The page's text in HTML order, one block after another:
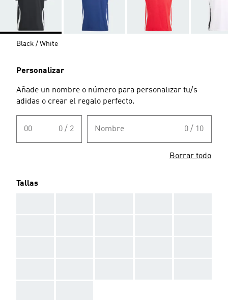
Black / White
Personalizar
Añade un nombre o número para personalizar tu/s
adidas o crear el regalo perfecto.
00 0 / 2 Nombre 0 / 10
Borrar todo
Tallas